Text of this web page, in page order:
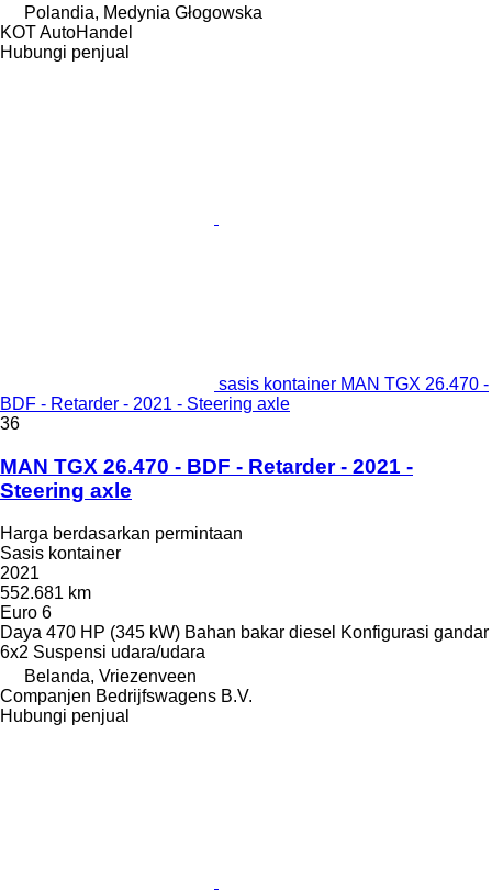
Polandia, Medynia Głogowska
KOT AutoHandel
Hubungi penjual
sasis kontainer MAN TGX 26.470 -
BDF - Retarder - 2021 - Steering axle
36
MAN TGX 26.470 - BDF - Retarder - 2021 -
Steering axle
Harga berdasarkan permintaan
Sasis kontainer
2021
552.681 km
Euro 6
Daya 470 HP (345 kW) Bahan bakar diesel Konfigurasi gandar
6x2 Suspensi udara/udara
Belanda, Vriezenveen
Companjen Bedrijfswagens B.V.
Hubungi penjual